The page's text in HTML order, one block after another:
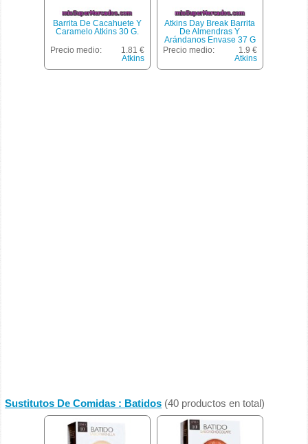
Barrita De Cacahuete Y
Caramelo Atkins 30 G.
Precio medio:
1.81 €
Atkins
Atkins Day Break Barrita
De Almendras Y
Arándanos Envase 37 G
Precio medio:
1.9 €
Atkins
Sustitutos De Comidas : Batidos (40 productos en total)